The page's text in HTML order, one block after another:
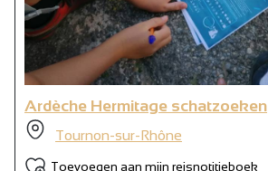
Ardèche Hermitage schatzoeken
Tournon-sur-Rhône
Toevoegen aan mijn reisnotitieboek